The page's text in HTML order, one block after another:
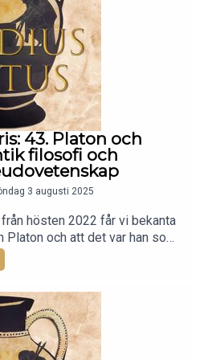
spartanerna själva i högsta
Detta är en historisk
historia och denna så centrala
om nästan fyra århundraden
43. Platon och
filosofi och
3 augusti 2025
hösten 2022 får vi bekanta
och att det var han som
Atlantis!Platon är kanske den
tänkaren inom västerländsk
Timaeos och Kritias
sin berättelse om öriket
under havets yta. Det är en
sällan tänkte på under